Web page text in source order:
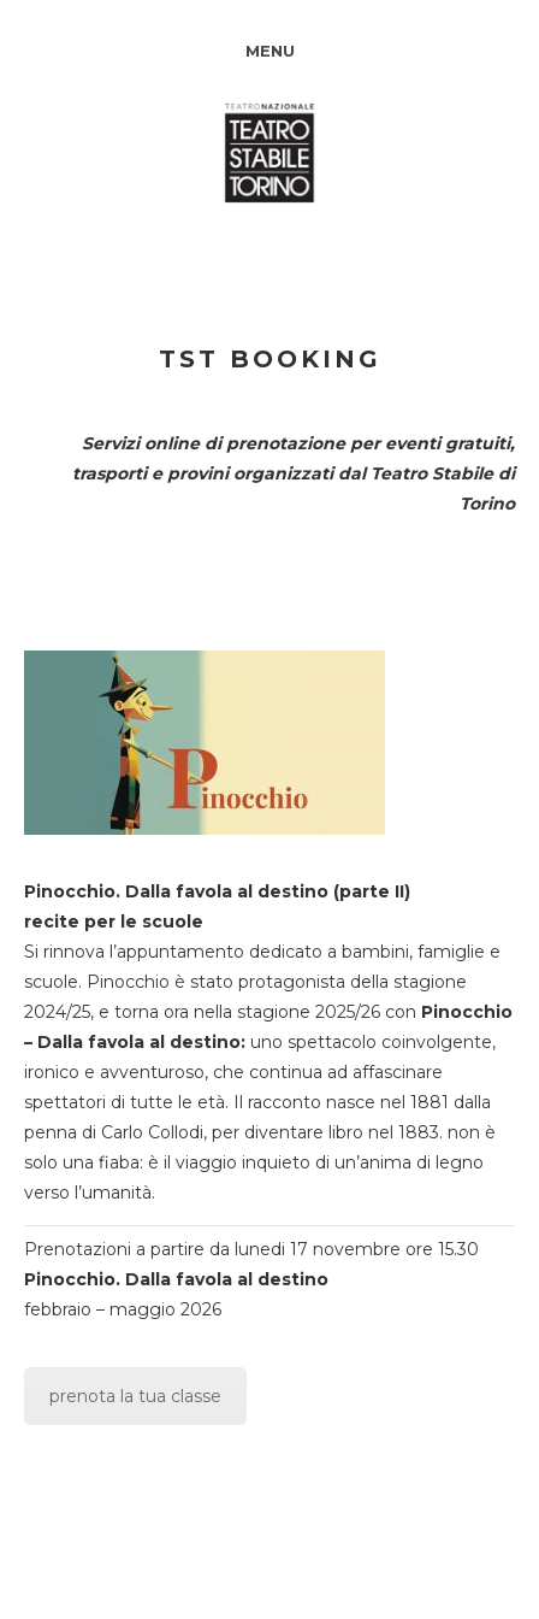
MENU
TST BOOKING
Servizi online di prenotazione per eventi gratuiti,
trasporti e provini organizzati dal Teatro Stabile di
Torino
Pinocchio. Dalla favola al destino (parte II)
recite per le scuole
Si rinnova l’appuntamento dedicato a bambini, famiglie e
scuole. Pinocchio è stato protagonista della stagione
2024/25, e torna ora nella stagione 2025/26 con Pinocchio
– Dalla favola al destino: uno spettacolo coinvolgente,
ironico e avventuroso, che continua ad affascinare
spettatori di tutte le età. Il racconto nasce nel 1881 dalla
penna di Carlo Collodi, per diventare libro nel 1883. non è
solo una fiaba: è il viaggio inquieto di un’anima di legno
verso l’umanità.
Prenotazioni a partire da lunedi 17 novembre ore 15.30
Pinocchio. Dalla favola al destino
febbraio – maggio 2026
prenota la tua classe